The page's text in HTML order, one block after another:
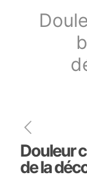
Douleur
de la